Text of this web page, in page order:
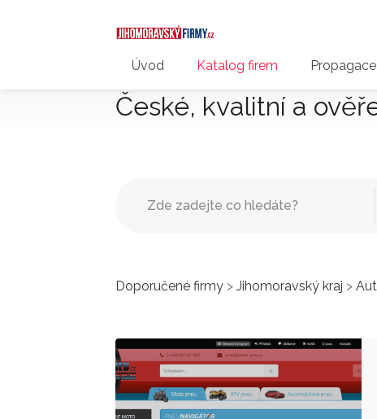
Úvod Katalog firem
České, kvalitní a
Doporučené firmy > Jihomoravský kraj >